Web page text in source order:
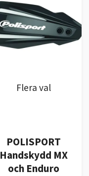
Flera val
POLISPORT
Handskydd MX
och Enduro